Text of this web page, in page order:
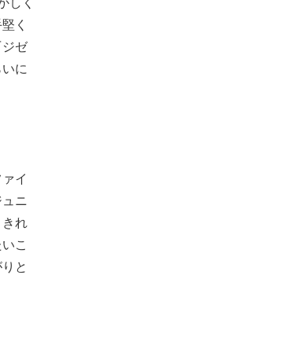
く
ゼ
に
イ
ニ
れ
こ
と